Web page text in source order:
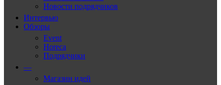
Новости подрядчиков
Интервью
Обзоры
Event
Horeca
Подрядчики
—
Магазин идей